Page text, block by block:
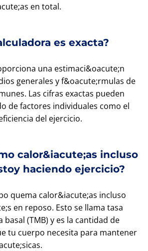
en total.
es exacta?
una estimaci&oacute;n
generales y f&oacute;rmulas de
Las cifras exactas pueden
de factores individuales como el
del ejercicio.
calor&iacute;as incluso
haciendo ejercicio?
quema calor&iacute;as incluso
en reposo. Esto se llama tasa
(TMB) y es la cantidad de
tu cuerpo necesita para mantener